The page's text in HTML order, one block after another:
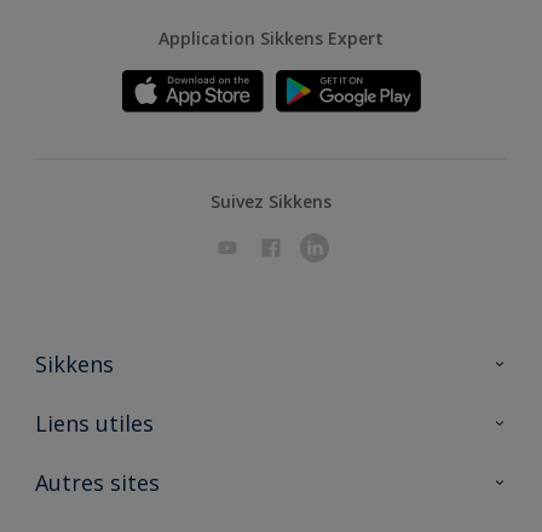
Application Sikkens Expert
Suivez Sikkens
Sikkens
A propos de Sikkens
Liens utiles
Ouvrir un magasin PASS
Autres sites